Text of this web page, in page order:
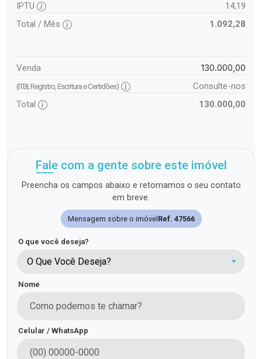
IPTU
14,19
Total / Mês
1.092,28
Venda 130.000,00
(ITBI, Registro, Escritura e Certidões)
Consulte-nos
Total
130.000,00
Fale com a gente sobre este imóvel
Preencha os campos abaixo e retornamos o seu contato
em breve.
Mensagem sobre o imóvel Ref. 47566
O que você deseja?
O Que Você Deseja?
Nome
Celular / WhatsApp